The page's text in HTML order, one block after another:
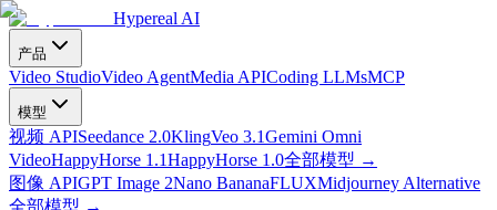
Hypereal AI
产品
Video StudioVideo AgentMedia APICoding LLMsMCP
模型
视频 APISeedance 2.0KlingVeo 3.1Gemini Omni
VideoHappyHorse 1.1HappyHorse 1.0全部模型 →
图像 APIGPT Image 2Nano BananaFLUXMidjourney Alternative
全部模型 →